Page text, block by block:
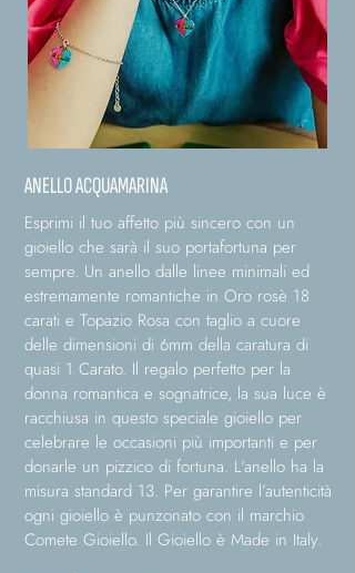
ANELLO ACQUAMARINA
Esprimi il tuo affetto più sincero con un
gioiello che sarà il suo portafortuna per
sempre. Un anello dalle linee minimali ed
estremamente romantiche in Oro rosè 18
carati e Topazio Rosa con taglio a cuore
delle dimensioni di 6mm della caratura di
quasi 1 Carato. Il regalo perfetto per la
donna romantica e sognatrice, la sua luce è
racchiusa in questo speciale gioiello per
celebrare le occasioni più importanti e per
donarle un pizzico di fortuna. L'anello ha la
misura standard 13. Per garantire l’autenticità
ogni gioiello è punzonato con il marchio
Comete Gioiello. Il Gioiello è Made in Italy.